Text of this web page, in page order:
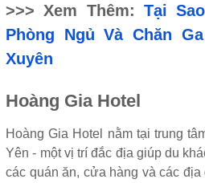
>>> Xem Thêm: Tại
Phòng Ngủ Và Chăn
Xuyên
Hoàng Gia Hotel
Hoàng Gia Hotel nằm tại trung
Yên - một vị trí đắc địa giúp du
các quán ăn, cửa hàng và các địa